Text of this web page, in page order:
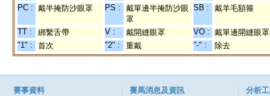
PC : 戴半掩防沙眼罩 PS :
戴單邊半掩防沙眼
罩
SB : 戴羊毛額箍
TT : 綁繫舌帶 V : 戴開縫眼罩 VO : 戴單邊開縫眼罩
"1" :
首次 "2" : 重戴 "-" : 除去
賽事資料 賽馬消息及資訊 分析